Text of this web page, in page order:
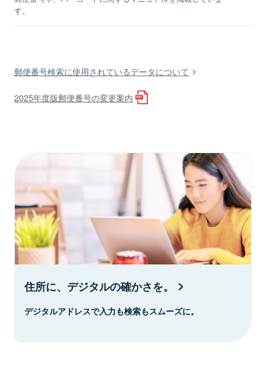
す。
郵便番号検索に使用されているデータについて
2025年度版郵便番号の変更案内
住所に、デジタルの確かさを。
デジタルアドレスで入力も検索もスムーズに。